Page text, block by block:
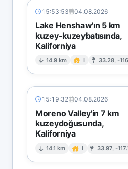
15:53:53 04.08.2026
Lake Henshaw'ın 5 km
kuzey-kuzeybatısında,
Kaliforniya
14.9 km I 33.28, -
15:19:32 04.08.2026
Moreno Valley'in 7 km
kuzeydoğusunda,
Kaliforniya
14.1 km I 33.97, -